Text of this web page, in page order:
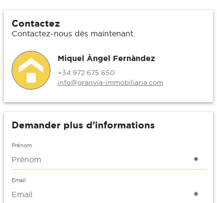
Contactez
Contactez-nous dès maintenant.
Miquel Àngel Fernàndez
+34 972 675 650
info@granvia-immobiliaria.com
Demander plus d'informations
Prénom
Email